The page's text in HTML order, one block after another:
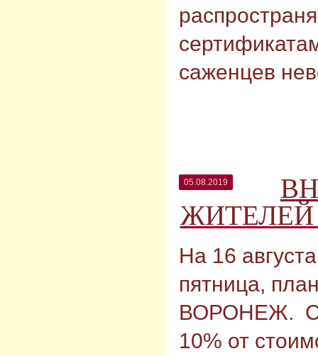
саженцев
05.08.2019
ЖИТЕЛЕЙ
На 16
пятница,
ВОРОНЕЖ.
10% от